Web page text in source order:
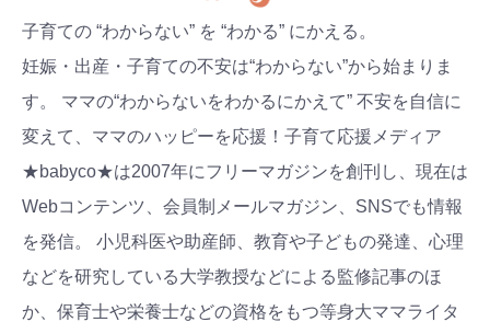
子育ての “わからない” を “わかる” にかえる。
妊娠・出産・子育ての不安は“わからない”から始まりま
す。 ママの“わからないをわかるにかえて” 不安を自信に
変えて、ママのハッピーを応援！子育て応援メディア
★babyco★は2007年にフリーマガジンを創刊し、現在は
Webコンテンツ、会員制メールマガジン、SNSでも情報
を発信。 小児科医や助産師、教育や子どもの発達、心理
などを研究している大学教授などによる監修記事のほ
か、保育士や栄養士などの資格をもつ等身大ママライタ